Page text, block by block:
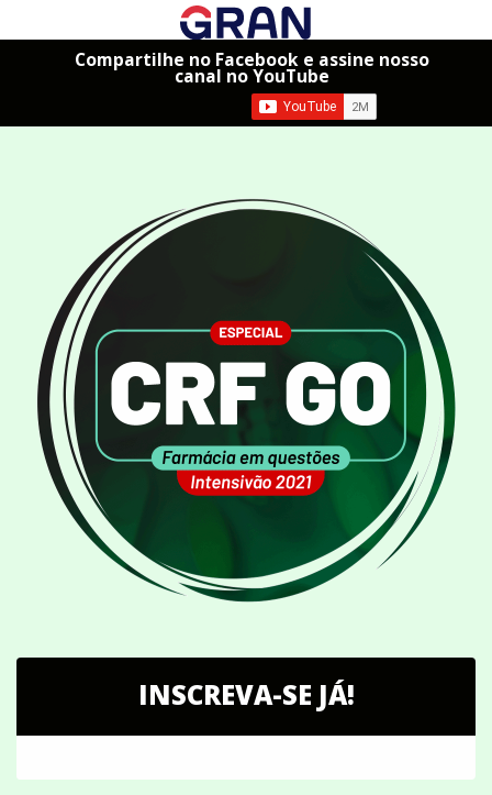
Compartilhe no Facebook e assine nosso
canal no YouTube
INSCREVA-SE JÁ!